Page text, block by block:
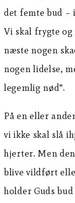
det femte bud –
Vi skal frygte og
næste nogen
nogen lidelse,
legemlig nød”.
På en eller
vi ikke skal slå
hjerter. Men
blive vildført
holder Guds